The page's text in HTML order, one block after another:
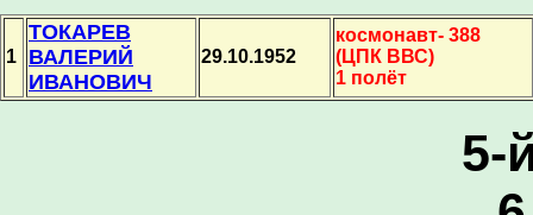
1
ТОКАРЕВ
ВАЛЕРИЙ
ИВАНОВИЧ
29.10.1952
космонавт- 388
(ЦПК ВВС)
1 полёт
5-